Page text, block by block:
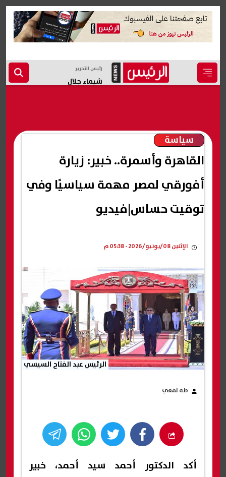
رئيس التحرير
شيماء جلال
سياسة
القاهرة وأسمرة.. خبير: زيارة
أفورقي لمصر مهمة سياسيًا وفي
توقيت حساس|فيديو
الإثنين 08/يونيو/2026 - 05:38 م
الرئيس عبد الفتاح السيسي
طه لمعي
أكد الدكتور أحمد سيد أحمد، خبير